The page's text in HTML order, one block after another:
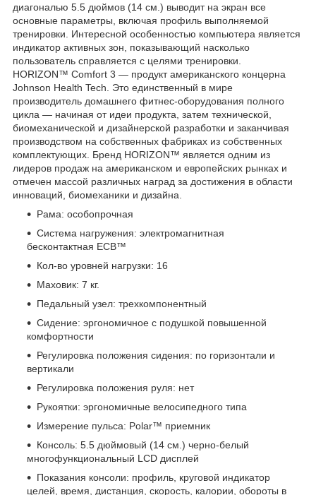
диагональю 5.5 дюймов (14 см.) выводит на экран все
основные параметры, включая профиль выполняемой
тренировки. Интересной особенностью компьютера является
индикатор активных зон, показывающий насколько
пользователь справляется с целями тренировки.
HORIZON™ Comfort 3 ― продукт американского концерна
Johnson Health Tech. Это единственный в мире
производитель домашнего фитнес-оборудования полного
цикла ― начиная от идеи продукта, затем технической,
биомеханической и дизайнерской разработки и заканчивая
производством на собственных фабриках из собственных
комплектующих. Бренд HORIZON™ является одним из
лидеров продаж на американском и европейских рынках и
отмечен массой различных наград за достижения в области
инноваций, биомеханики и дизайна.
Рама: особопрочная
Система нагружения: электромагнитная
бесконтактная ECB™
Кол-во уровней нагрузки: 16
Маховик: 7 кг.
Педальный узел: трехкомпонентный
Сидение: эргономичное с подушкой повышенной
комфортности
Регулировка положения сидения: по горизонтали и
вертикали
Регулировка положения руля: нет
Рукоятки: эргономичные велосипедного типа
Измерение пульса: Polar™ приемник
Консоль: 5.5 дюймовый (14 см.) черно-белый
многофункциональный LCD дисплей
Показания консоли: профиль, круговой индикатор
целей, время, дистанция, скорость, калории, обороты в